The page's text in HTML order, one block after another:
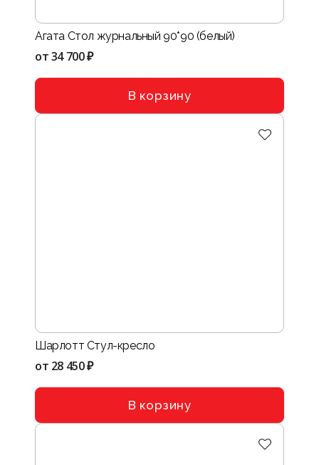
Агата Стол журнальный 90*90 (белый)
от34 700 ₽
В корзину
Шарлотт Стул-кресло
от 28 450 ₽
В корзину